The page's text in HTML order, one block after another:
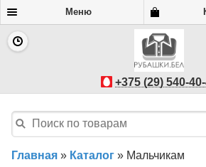
Меню
+375 (29) 540-
Главная » Каталог » Мальчикам